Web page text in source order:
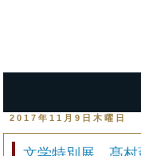
2017年11月9日木曜日